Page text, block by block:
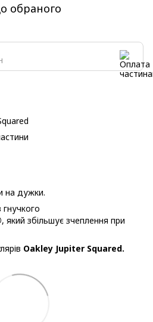
обраного
на дужки.
гнучкого
, який збільшує зчеплення при
Oakley Jupiter Squared.